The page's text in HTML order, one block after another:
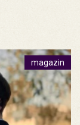
magazin